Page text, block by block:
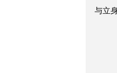
与立身